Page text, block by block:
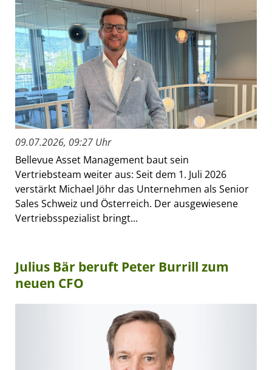
09.07.2026, 09:27 Uhr
Bellevue Asset Management baut sein
Vertriebsteam weiter aus: Seit dem 1. Juli 2026
verstärkt Michael Jöhr das Unternehmen als Senior
Sales Schweiz und Österreich. Der ausgewiesene
Vertriebsspezialist bringt...
Julius Bär beruft Peter Burrill zum
neuen CFO